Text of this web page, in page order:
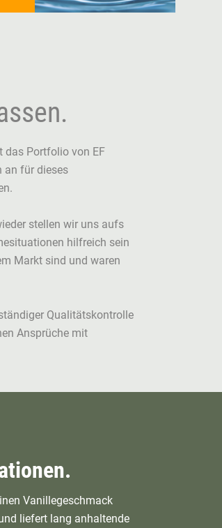
das Portfolio von EF
an für dieses
stellen wir uns aufs
hilfreich sein
Markt sind und waren
Qualitätskontrolle
Ansprüche mit
Vanillegeschmack
liefert lang anhaltende